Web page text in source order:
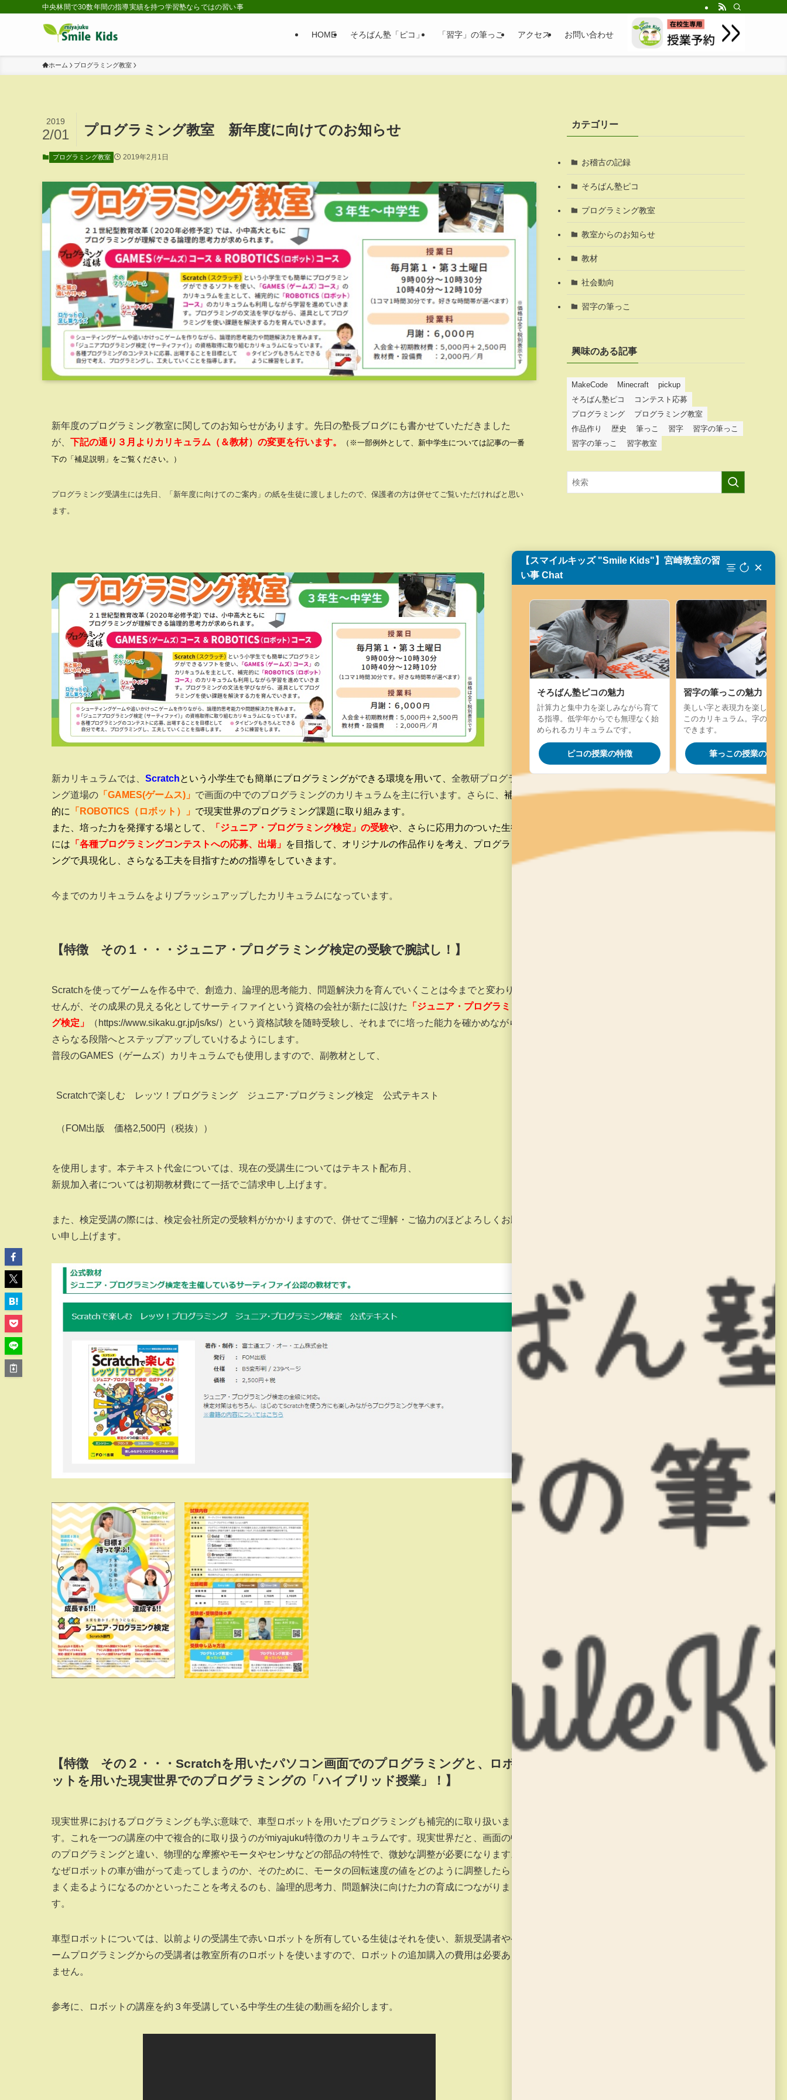
中央林間で30数年間の指導実績を持つ学習塾ならではの習い事
HOME そろばん塾「ピコ」 「習字」の筆っこ アクセス お問い合わせ
ホーム プログラミング教室
プログラミング教室 新年度に向けてのお知らせ
2019
2/01
プログラミング教室 2019年2月1日
新年度のプログラミング教室に関してのお知らせがあります。先日の塾長ブログにも書かせていただきました
が、 下記の通り３月よりカリキュラム（＆教材）の変更を行います。
（※一部例外として、新中学生については記事の一番
下の「補足説明」をご覧ください。）
プログラミング受講生には先日、「新年度に向けてのご案内」の紙を生徒に渡しましたので、保護者の方は併せてご覧いただければと思い
ます。
新カリキュラムでは、 Scratchという小学生でも簡単にプログラミングができる環境を用いて、 全教研プログラミ
ング道場の 「GAMES(ゲームス)」 で画面の中でのプログラミングのカリキュラムを主に行います。さらに、 補完
的に
「ROBOTICS（ロボット）」 で現実世界のプログラミング課題に取り組みます。
また、培った力を発揮する場として、
「ジュニア・プログラミング検定」の受験や、さらに応用力のついた生徒
には 「各種プログラミングコンテストへの応募、出場」 を目指して、オリジナルの作品作りを考え、プログラミ
ングで具現化し、さらなる工夫を目指すための指導をしていきます。
今までのカリキュラムをよりブラッシュアップしたカリキュラムになっています。
【特徴 その１・・・ジュニア・プログラミング検定の受験で腕試し！】
Scratchを使ってゲームを作る中で、創造力、論理的思考能力、問題解決力を育んでいくことは今までと変わりま
せんが、その成果の見える化としてサーティファイという資格の会社が新たに設けた
「ジュニア・プログラミン
グ検定」
（https://www.sikaku.gr.jp/js/ks/）という資格試験を随時受験し、それまでに培った能力を確かめながら
さらなる段階へとステップアップしていけるようにします。
普段のGAMES（ゲームズ）カリキュラムでも使用しますので、副教材として、
Scratchで楽しむ　レッツ！プログラミング　ジュニア･プログラミング検定　公式テキスト
（FOM出版　価格2,500円（税抜））
を使用します。本テキスト代金については、現在の受講生についてはテキスト配布月、
新規加入者については初期教材費にて一括でご請求申し上げます。
また、検定受講の際には、検定会社所定の受験料がかかりますので、併せてご理解・ご協力のほどよろしくお願
い申し上げます。
【特徴 その２・・・Scratchを用いたパソコン画面でのプログラミングと、ロボ
ットを用いた現実世界でのプログラミングの「ハイブリッド授業」！】
現実世界におけるプログラミングも学ぶ意味で、車型ロボットを用いたプログラミングも補完的に取り扱いま
す。これを一つの講座の中で複合的に取り扱うのがmiyajuku特徴のカリキュラムです。現実世界だと、画面の中
のプログラミングと違い、物理的な摩擦やモータやセンサなどの部品の特性で、微妙な調整が必要になります。
なぜロボットの車が曲がって走ってしまうのか、そのために、モータの回転速度の値をどのように調整したらう
まく走るようになるのかといったことを考えるのも、論理的思考力、問題解決に向けた力の育成につながりま
す。
車型ロボットについては、以前よりの受講生で赤いロボットを所有している生徒はそれを使い、新規受講者やゲ
ームプログラミングからの受講者は教室所有のロボットを使いますので、ロボットの追加購入の費用は必要あり
ません。
参考に、ロボットの講座を約３年受講している中学生の生徒の動画を紹介します。
カテゴリー
お稽古の記録
そろばん塾ピコ
プログラミング教室
教室からのお知らせ
教材
社会動向
習字の筆っこ
興味のある記事
MakeCode Minecraft
pickup
そろばん塾ピコ
コンテスト応募
プログラミング
プログラミング教室
作品作り
歴史 筆っこ 習字
習字の筆っこ
習字の筆っこ
習字教室
【スマイルキッズ "Smile Kids"】宮崎教室の習
い事 Chat
×
そろばん塾ピコの魅力
計算力と集中力を楽しみながら育て
る指導。低学年からでも無理なく始
められるカリキュラムです。
ピコの授業の特徴
習字の筆っこの魅力
美しい字と表現力を楽しく学
このカリキュラム。字の成長
できます。
筆っこの授業の特徴